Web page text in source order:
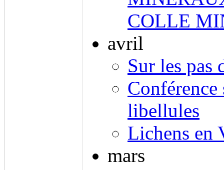
COLLE
avril
Sur les pas
Conférence
libellules
Lichens en
mars